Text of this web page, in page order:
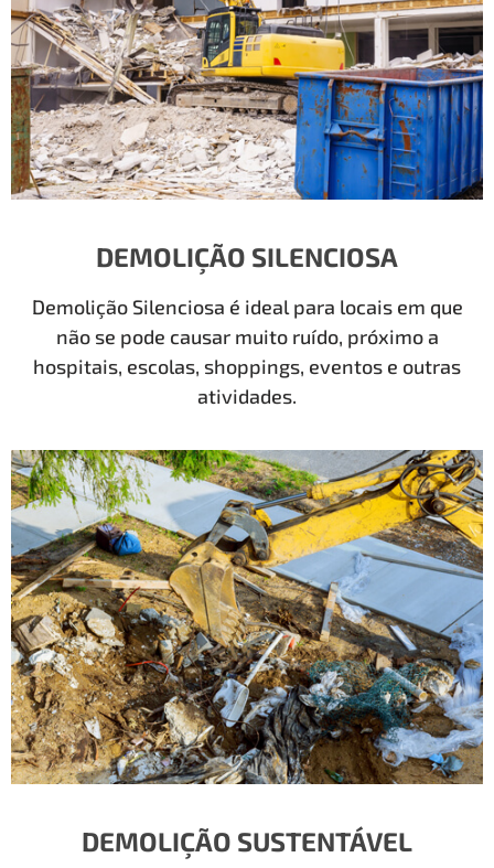
DEMOLIÇÃO SILENCIOSA
Demolição Silenciosa é ideal para locais em que
não se pode causar muito ruído, próximo a
hospitais, escolas, shoppings, eventos e outras
atividades.
DEMOLIÇÃO SUSTENTÁVEL